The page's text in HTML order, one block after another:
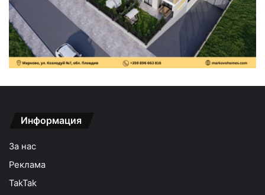
Информация
За нас
Реклама
TakTak